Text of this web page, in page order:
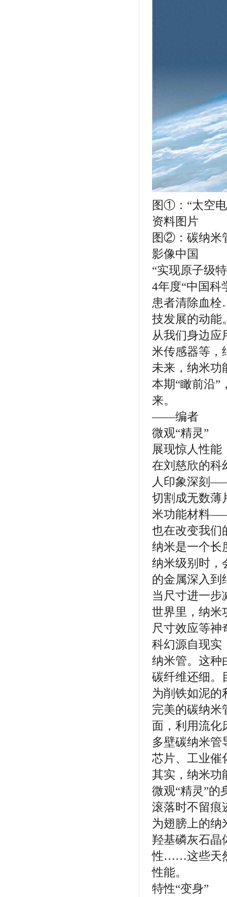
图①：“太空
资料图片
图②：碳纳米
影像中国
“实现原子级
4年度“中国科
患者清除血
技发展的动能
从我们身边应
米传感器等，
未来，纳米功
本期“瞰前沿”
来。
——编者
微观“精灵”
展现惊人性能
在刘慈欣的科
人印象深刻
切割成无数薄
米功能材料
也在改变我们
纳米是一个长
纳米级别时，
的金属深入到
当尺寸进一步
世界里，纳米
尺寸效应等神
科幻源自现
纳米管。这种
碳纤维还细。
为削铁如泥的
完美的碳纳米
面，利用流化
多壁碳纳米管
芯片、工业催
其实，纳米功
微观“精灵”
滚落时不留痕
为翅膀上的纳
羟基磷灰石晶
性……这些天
性能。
特性“变身”